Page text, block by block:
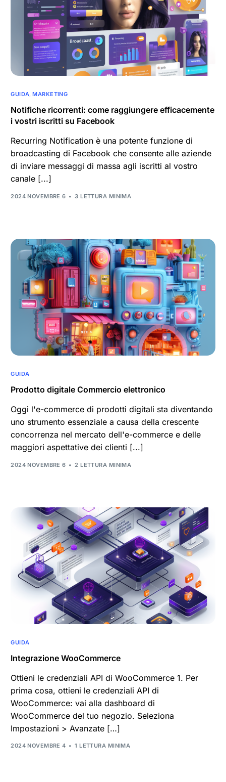
GUIDA,MARKETING
Notifiche ricorrenti: come raggiungere efficacemente
i vostri iscritti su Facebook
Recurring Notification è una potente funzione di
broadcasting di Facebook che consente alle aziende
di inviare messaggi di massa agli iscritti al vostro
canale [...]
2024 NOVEMBRE 6 3 LETTURA MINIMA
GUIDA
Prodotto digitale Commercio elettronico
Oggi l'e-commerce di prodotti digitali sta diventando
uno strumento essenziale a causa della crescente
concorrenza nel mercato dell'e-commerce e delle
maggiori aspettative dei clienti [...]
2024 NOVEMBRE 6 2 LETTURA MINIMA
GUIDA
Integrazione WooCommerce
Ottieni le credenziali API di WooCommerce 1. Per
prima cosa, ottieni le credenziali API di
WooCommerce: vai alla dashboard di
WooCommerce del tuo negozio. Seleziona
Impostazioni > Avanzate […]
2024 NOVEMBRE 4 1 LETTURA MINIMA